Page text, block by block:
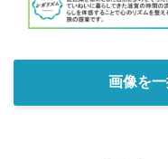
画像を